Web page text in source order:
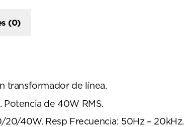
(0)
transformador de línea.
Potencia de 40W RMS.
40W. Resp Frecuencia: 50Hz – 20kHz.